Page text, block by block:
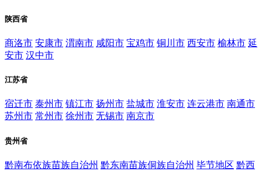
陕西省
商洛市 安康市 渭南市 咸阳市 宝鸡市 铜川市 西安市 榆林市 延
安市 汉中市
江苏省
宿迁市 泰州市 镇江市 扬州市 盐城市 淮安市 连云港市 南通市
苏州市 常州市 徐州市 无锡市 南京市
贵州省
黔南布依族苗族自治州 黔东南苗族侗族自治州 毕节地区 黔西